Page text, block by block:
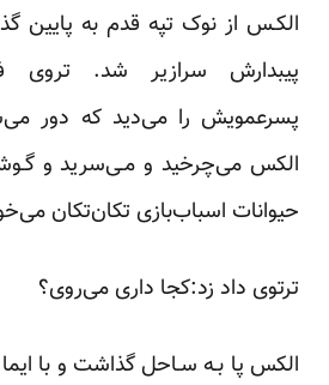
الکـس از نوک‌ تپه قدم به
پیبدارش سرازیر شد. تروی
پسرعمویش را می‌دید‌ که‌ دور‌
الکس می‌چرخید و مـی‌سرید و
حیوانات‌ اسباب‌بازی‌ تکان‌تکان
ترتوی داد زد:کجا داری می‌روی؟
الکس پا بـه سـاحل گذاشت و با